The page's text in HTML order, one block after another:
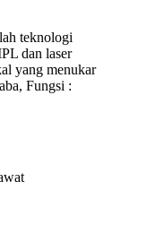
teknologi
dan laser
yang menukar
Fungsi :